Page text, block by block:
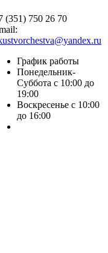
(351) 750 26 70
График работы
Понедельник-
Суббота с 10:00 до
19:00
Воскресенье с 10:00
до 16:00